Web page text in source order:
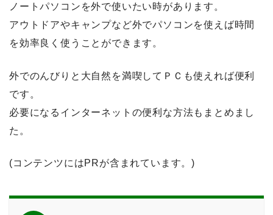
ノートパソコンを外で使いたい時があります。
アウトドアやキャンプなど外でパソコンを使えば時間
を効率良く使うことができます。
外でのんびりと大自然を満喫してＰＣも使えれば便利
です。
必要になるインターネットの便利な方法もまとめまし
た。
(コンテンツにはPRが含まれています。)